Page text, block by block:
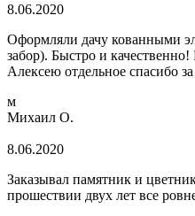
8.06.2020
Оформляли дачу кованными
забор). Быстро и
Алексею отдельное спасибо
м
Михаил О.
8.06.2020
Заказывал памятник и
прошествии двух лет все